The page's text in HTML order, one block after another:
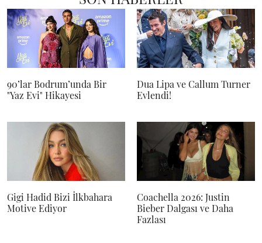
90’lar Bodrum’unda Bir
"Yaz Evi" Hikayesi
Dua Lipa ve Callum Turner
Evlendi!
Gigi Hadid Bizi İlkbahara
Motive Ediyor
Coachella 2026: Justin
Bieber Dalgası ve Daha
Fazlası